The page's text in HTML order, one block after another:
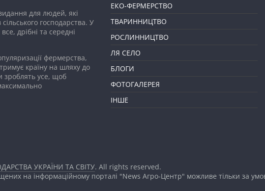
для людей, які
господарства. У
дрібні та середні
фермерства,
країну на шляху до
зроблять усе, щоб
ЕКО-ФЕРМЕРСТВО
ТВАРИННИЦТВО
РОСЛИННИЦТВО
ЛЯ СЕЛО
БЛОГИ
ФОТОГАЛЕРЕЯ
ІНШЕ
УКРАЇНИ ТА СВІТУ. All rights reserved.
на інформаційному порталі "News Агро-Центр" можливе тільки за